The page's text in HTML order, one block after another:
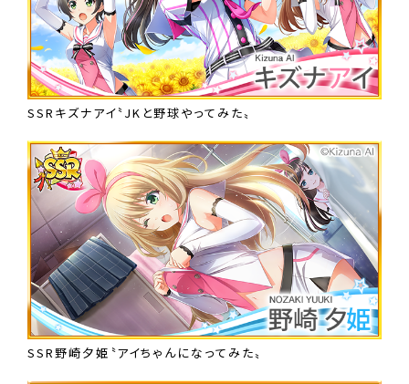
SSRキズナアイ〝JKと野球やってみた〟
SSR野崎夕姫〝アイちゃんになってみた〟